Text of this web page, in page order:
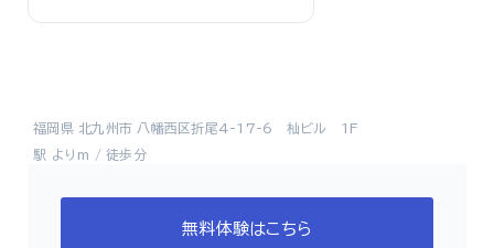
福岡県 北九州市 八幡西区折尾4-17-6 杣ビル 1F
駅 よりm / 徒歩分
無料体験はこちら